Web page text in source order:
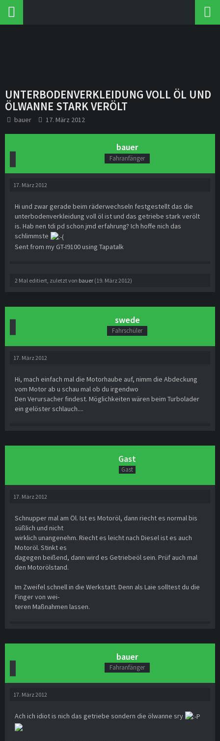
UNTERBODENVERKLEIDUNG VOLL ÖL UND
ÖLWANNE STARK VERÖLT
bauer 17. März 2012
bauer
Fahranfänger
17. März 2012
Hi und zwar gerade beim räderwechseln festgestellt das die
unterbodenverkleidung voll öl ist und das getriebe stark verölt
is. Hab nen tdi pd schon jmd erfahrung? Ich hoffe nich das
schlimmste
Sent from my GT-I9100 using Tapatalk
2 Mal editiert, zuletzt von bauer (19. März 2012)
swede
Fahrschüler
17. März 2012
Hi, mach einfach mal die Motorhaube auf, nimm die Abdeckung
vom Motor ab u schau mal ob du irgendwo
Den Verursacher findest. Möglichkeiten wären beim Turbolader
ein gelöster schlauch....
Gast
Gast
17. März 2012
Schnupper mal am Öl. Ist es Motoröl, dann riecht es normal bis
süßlich und nicht
wirklich unangenehm. Riecht es leicht nach Diesel ist es auch
Motoröl. Stinkt es
dagegen beißend, dann wird es Getriebeöl sein. Prüf auch mal
den Motorölstand.
Im Zweifel schnell in die Werkstatt. Denn als Laie solltest du die
Finger von wei-
teren Maßnahmen lassen.
bauer
Fahranfänger
17. März 2012
Ach ich idiot is nich das getriebe sondern die ölwanne sry